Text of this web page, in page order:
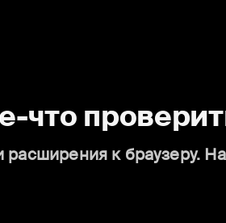
что
к браузеру.